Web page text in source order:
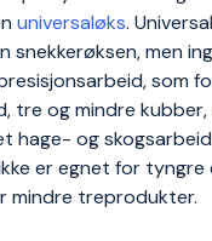
universaløks.
snekkerøksen, men
som
tre og mindre kubber,
hage- og
er egnet for tyngre
mindre treprodukter.